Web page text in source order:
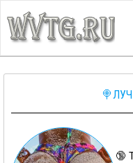
🔞